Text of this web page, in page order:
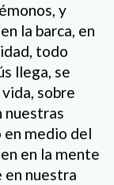
y
la barca, en
todo
llega, se
sobre
nuestras
medio del
en la mente
en nuestra